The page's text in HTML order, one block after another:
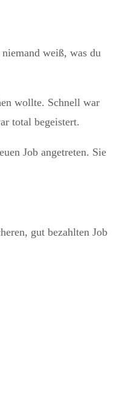
weiß, was du
wollte. Schnell war
total begeistert.
Job angetreten. Sie
gut bezahlten Job